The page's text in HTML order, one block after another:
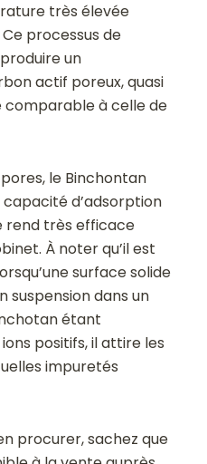
très élevée
processus de
un
actif poreux, quasi
comparable à celle de
le Binchontan
d’adsorption
rend très efficace
À noter qu’il est
surface solide
suspension dans un
étant
positifs, il attire les
impuretés
procurer, sachez que